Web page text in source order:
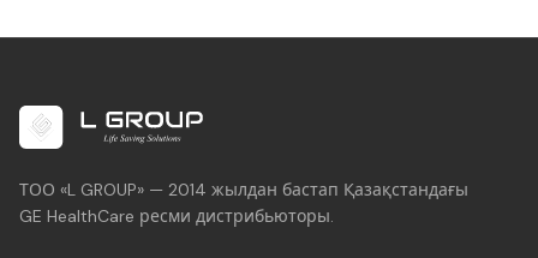
ТОО «L GROUP» — 2014 жылдан бастап Қазақстандағы
GE HealthCare ресми дистрибьюторы.